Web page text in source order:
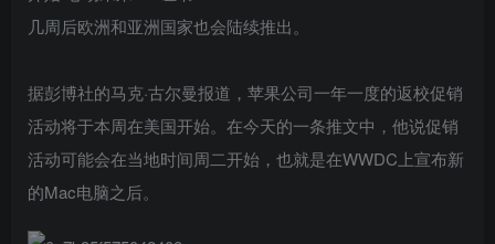
几周后欧洲和亚洲国家也会陆续推出。
据彭博社的马克·古尔曼报道，苹果公司一年一度的返校促销
活动将于本周在美国开始。在今天的一条推文中，他说促销
活动可能会在当地时间周二开始，也就是在WWDC上宣布新
的Mac电脑之后。